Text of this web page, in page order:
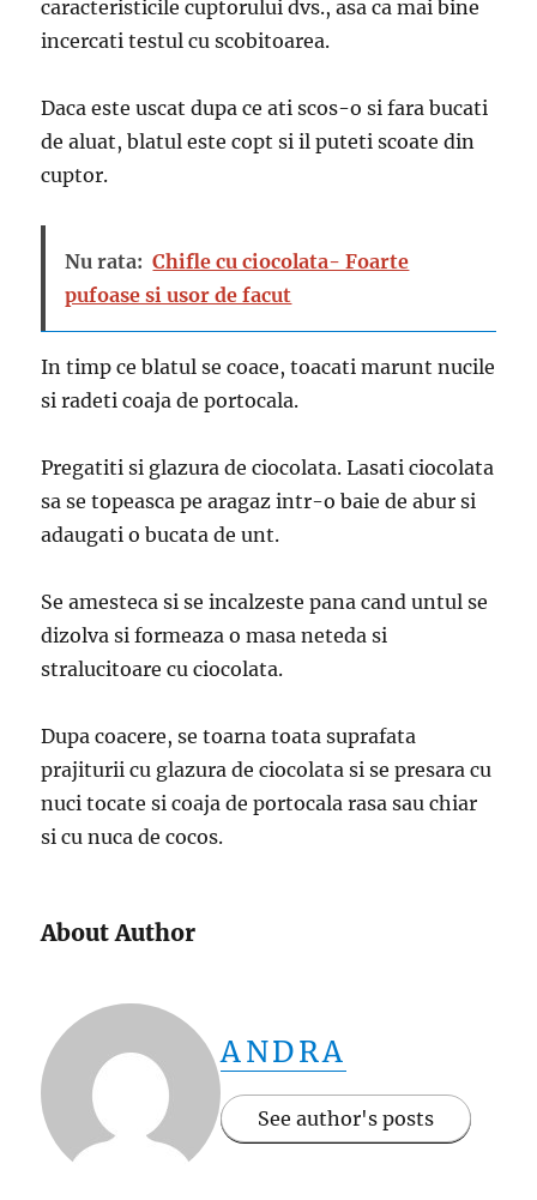
caracteristicile cuptorului dvs., asa ca mai bine
incercati testul cu scobitoarea.
Daca este uscat dupa ce ati scos-o si fara bucati
de aluat, blatul este copt si il puteti scoate din
cuptor.
Nu rata: Chifle cu ciocolata- Foarte
pufoase si usor de facut
In timp ce blatul se coace, toacati marunt nucile
si radeti coaja de portocala.
Pregatiti si glazura de ciocolata. Lasati ciocolata
sa se topeasca pe aragaz intr-o baie de abur si
adaugati o bucata de unt.
Se amesteca si se incalzeste pana cand untul se
dizolva si formeaza o masa neteda si
stralucitoare cu ciocolata.
Dupa coacere, se toarna toata suprafata
prajiturii cu glazura de ciocolata si se presara cu
nuci tocate si coaja de portocala rasa sau chiar
si cu nuca de cocos.
About Author
ANDRA
See author's posts